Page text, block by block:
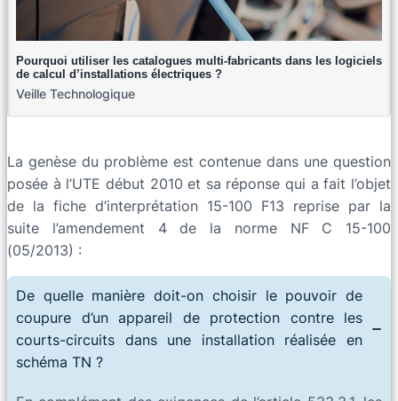
Pourquoi utiliser les catalogues multi-fabricants dans les logiciels
de calcul d’installations électriques ?
Veille Technologique
La genèse du problème est contenue dans une question
posée à l’UTE début 2010 et sa réponse qui a fait l’objet
de la fiche d’interprétation 15-100 F13 reprise par la
suite l’amendement 4 de la norme NF C 15-100
(05/2013) :
De quelle manière doit-on choisir le pouvoir de
coupure d’un appareil de protection contre les
courts-circuits dans une installation réalisée en
schéma TN ?